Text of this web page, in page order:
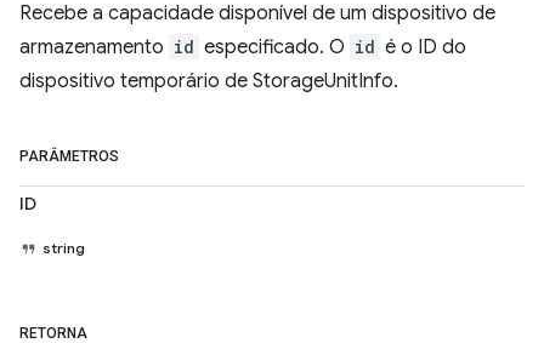
Recebe a capacidade disponível de um dispositivo de
armazenamento id especificado. O id é o ID do
dispositivo temporário de StorageUnitInfo.
PARÂMETROS
ID
string
RETORNA